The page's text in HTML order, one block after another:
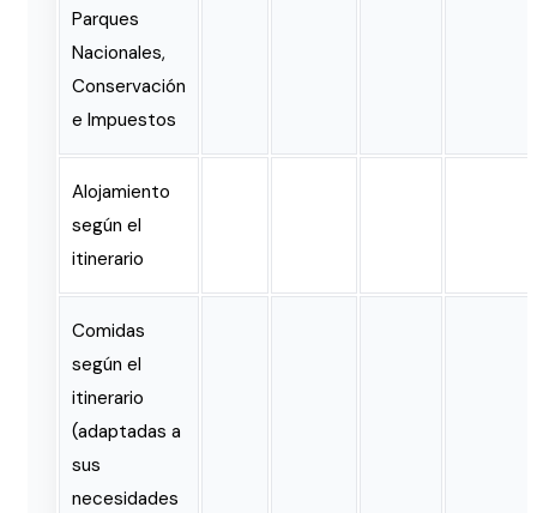
Parques
Nacionales,
Conservación
e Impuestos
Alojamiento
según el
itinerario
Comidas
según el
itinerario
(adaptadas a
sus
necesidades